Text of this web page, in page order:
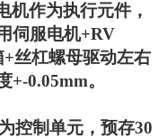
机作为执行元件，
伺服电机+RV
+丝杠螺母驱动左右
+-0.05mm。
控制单元，预存30